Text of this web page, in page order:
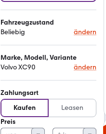
Fahrzeugzustand
Beliebig
ändern
Marke, Modell, Variante
Volvo XC90
ändern
Zahlungsart
Kaufen
Leasen
Preis